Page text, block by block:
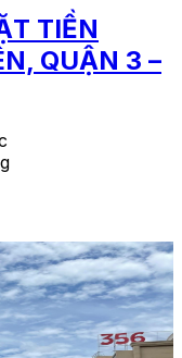
TIỀN
QUẬN 3 –